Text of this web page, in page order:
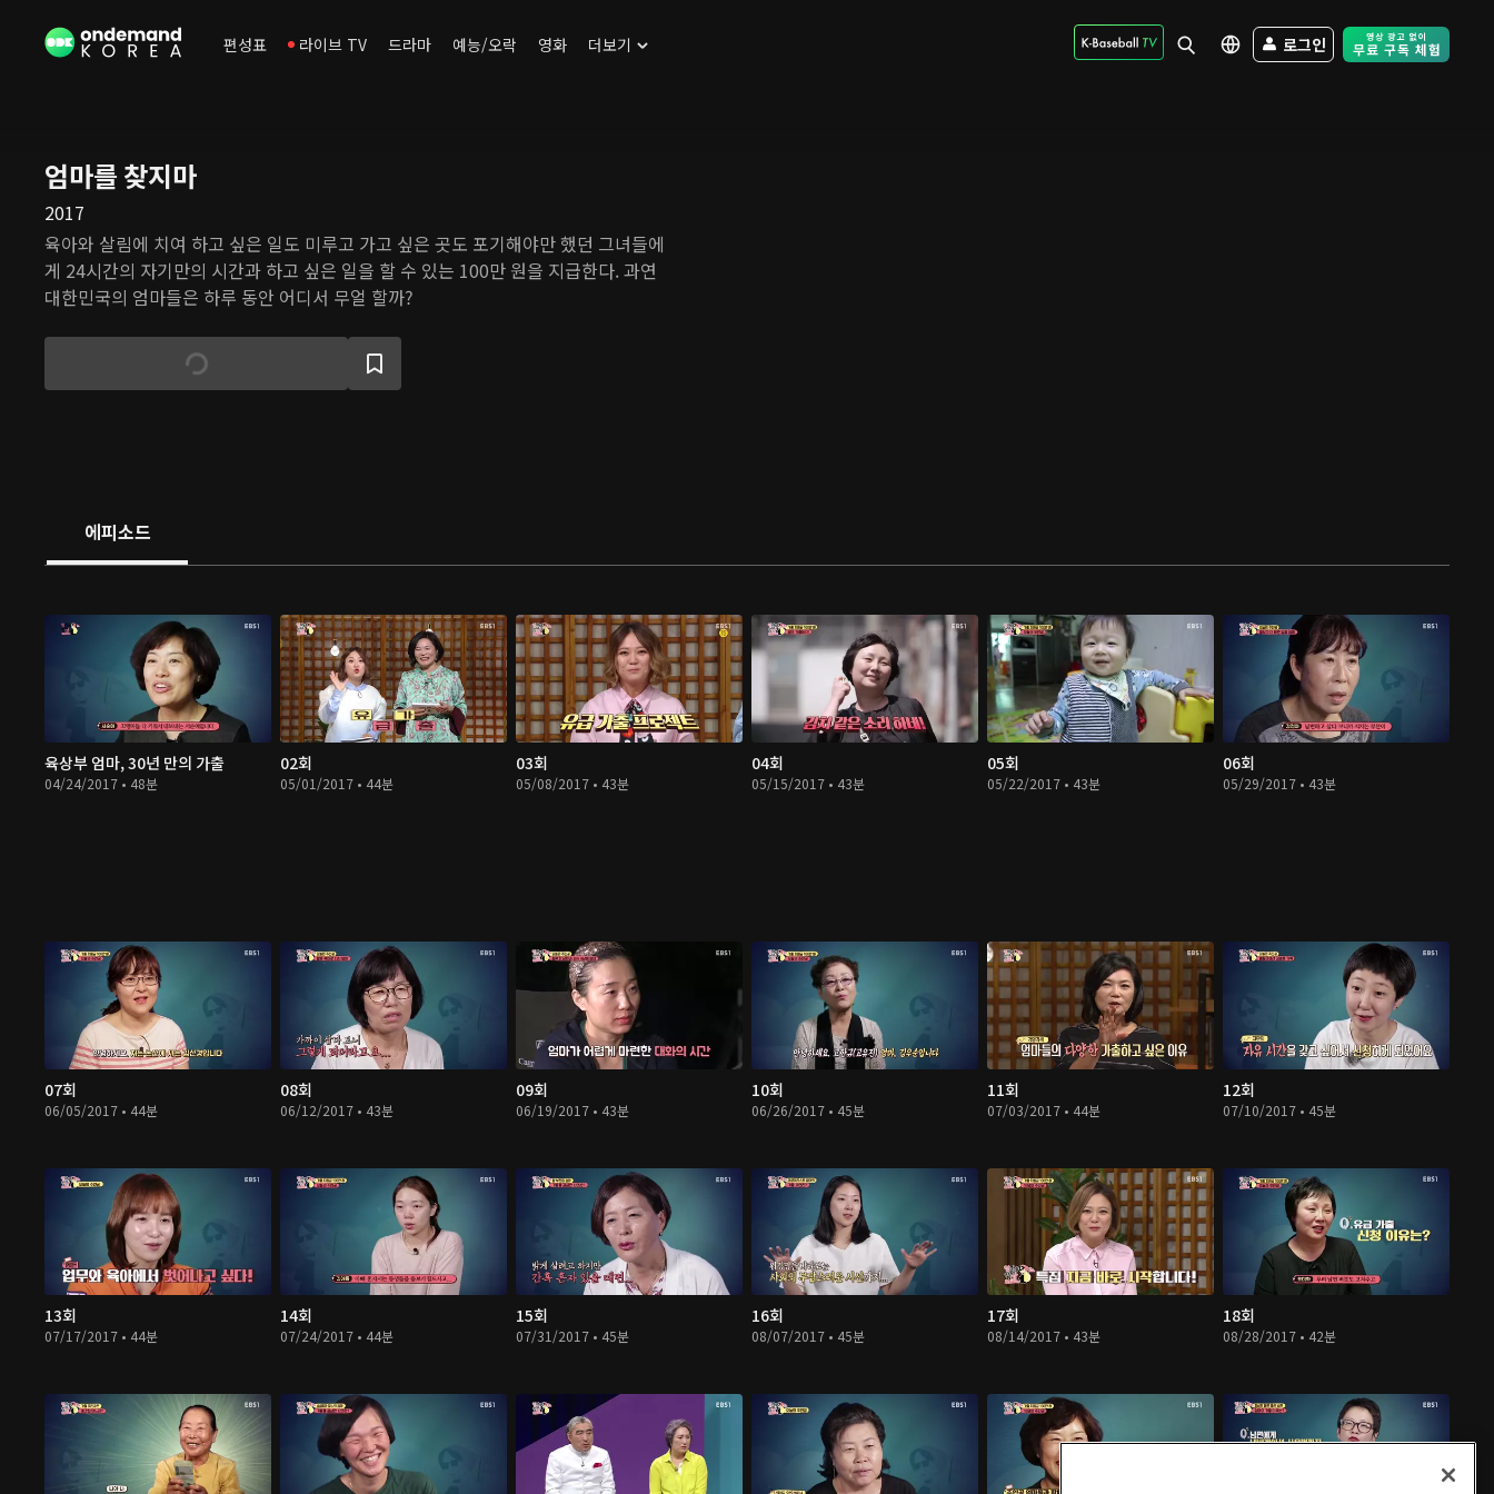
편성표 라이브 TV 드라마 예능/오락 영화 더보기 로그인 Free Trial -
엄마를 찾지마
2017
육아와 살림에 치여 하고 싶은 일도 미루고 가고 싶은 곳도 포기해야만 했던 그녀들에
게 24시간의 자기만의 시간과 하고 싶은 일을 할 수 있는 100만 원을 지급한다. 과연
대한민국의 엄마들은 하루 동안 어디서 무얼 할까?
에피소드
육상부 엄마, 30년 만의 가출
04/24/2017 • 48분
02회
05/01/2017 • 44분
03회
05/08/2017 • 43분
04회
05/15/2017 • 43분
05회
05/22/2017 • 43분
06회
05/29/2017 • 43분
07회
06/05/2017 • 44분
08회
06/12/2017 • 43분
09회
06/19/2017 • 43분
10회
06/26/2017 • 45분
11회
07/03/2017 • 44분
12회
07/10/2017 • 45분
13회
07/17/2017 • 44분
14회
07/24/2017 • 44분
15회
07/31/2017 • 45분
16회
08/07/2017 • 45분
17회
08/14/2017 • 43분
18회
08/28/2017 • 42분